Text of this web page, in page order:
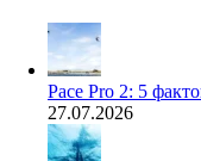
Pace Pro 2: 5
27.07.2026